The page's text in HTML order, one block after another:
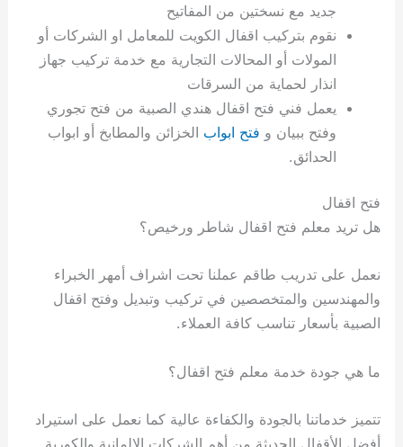
جديد مع نسختين من المفاتيح
نقوم بتركيب اقفال الكويت للمعامل او الشركات أو
المولات أو المحالات التجارية مع خدمة تركيب جهاز
انذار لحماية من السرقات
يعمل فني فتح اقفال هندي الصبية من فتح تجوري
وفتح ببيان و فتح ابواب الخزائن والمطابخ أو ابواب
الحدائق.
فتح اقفال
هل تريد معلم فتح اقفال شاطر ورخيص؟
نعمل على تدريب طاقم عملنا تحت اشراف أمهر الخبراء
والمهندسين والمتخصصين في تركيب وتبديل وفتح اقفال
الصبية بأسعار تناسب كافة العملاء.
ما هي جودة خدمة معلم فتح اقفال؟
تتميز خدماتنا بالجودة والكفاءة عالية كما نعمل على استيراد
أفضل الأقفال الحديثة من أهم الشركات الالمانية والكورية